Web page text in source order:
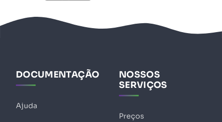
DOCUMENTAÇÃO
Ajuda
NOSSOS
SERVIÇOS
Preços